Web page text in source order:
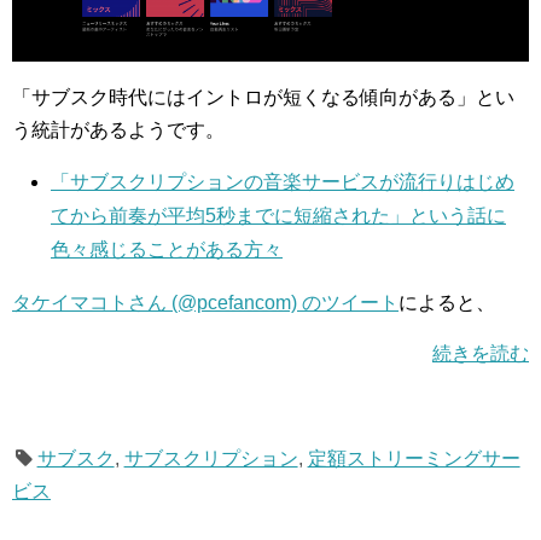
「サブスク時代にはイントロが短くなる傾向がある」とい
う統計があるようです。
「サブスクリプションの音楽サービスが流行りはじめ
てから前奏が平均5秒までに短縮された」という話に
色々感じることがある方々
タケイマコトさん (@pcefancom) のツイート によると、
続きを読む
サブスク , サブスクリプション, 定額ストリーミングサー
ビス